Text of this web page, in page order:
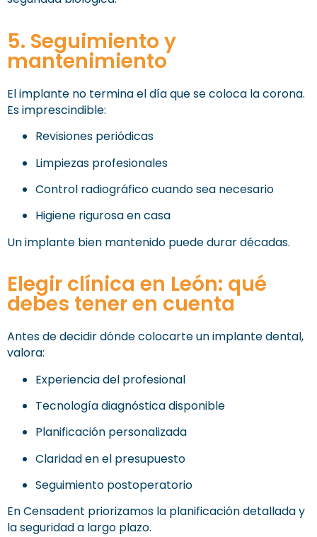
5. Seguimiento y
mantenimiento
El implante no termina el día que se coloca la corona.
Es imprescindible:
Revisiones periódicas
Limpiezas profesionales
Control radiográfico cuando sea necesario
Higiene rigurosa en casa
Un implante bien mantenido puede durar décadas.
Elegir clínica en León: qué
debes tener en cuenta
Antes de decidir dónde colocarte un implante dental,
valora:
Experiencia del profesional
Tecnología diagnóstica disponible
Planificación personalizada
Claridad en el presupuesto
Seguimiento postoperatorio
En Censadent priorizamos la planificación detallada y
la seguridad a largo plazo.